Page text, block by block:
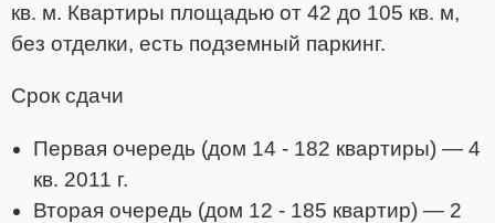
кв. м. Квартиры площадью от 42 до 105 кв. м,
без отделки, есть подземный паркинг.
Срок сдачи
Первая очередь (дом 14 - 182 квартиры) — 4
кв. 2011 г.
Вторая очередь (дом 12 - 185 квартир) — 2